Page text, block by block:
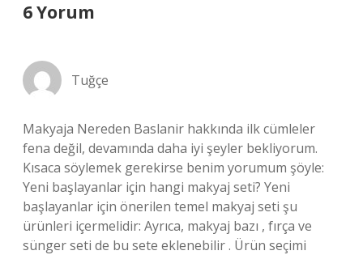
6 Yorum
Tuğçe
Makyaja Nereden Baslanir hakkında ilk cümleler
fena değil, devamında daha iyi şeyler bekliyorum.
Kısaca söylemek gerekirse benim yorumum şöyle:
Yeni başlayanlar için hangi makyaj seti? Yeni
başlayanlar için önerilen temel makyaj seti şu
ürünleri içermelidir: Ayrıca, makyaj bazı , fırça ve
sünger seti de bu sete eklenebilir . Ürün seçimi